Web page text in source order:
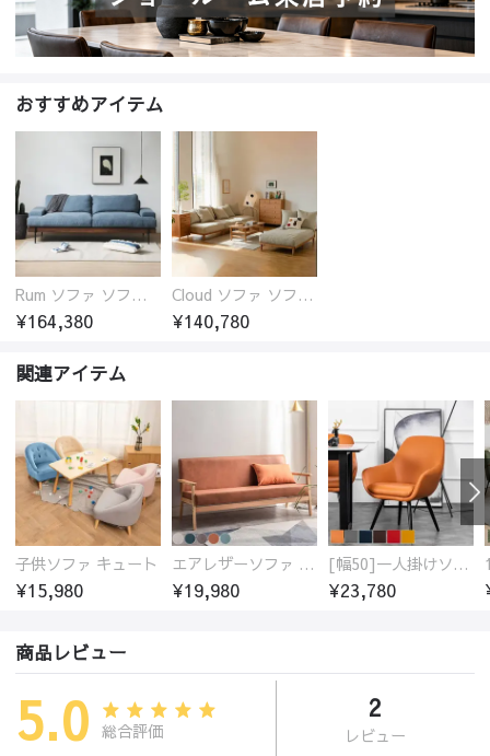
おすすめアイテム
Rum ソファ ソファー おしゃれ 1人掛け～4人掛け ウォールナットorオーク材フレーム 西海岸風 肘掛
¥164,380
Cloud ソファ ソファーおしゃれ 1人掛け～3人掛け チェリー材フレーム 木製 北欧 おしゃれ 5カラー 自由レイアウト
¥140,780
関連アイテム
子供ソファ キュート
¥15,980
エアレザーソファ おしゃれ 無地 1人用 二人掛け 3人掛け
¥19,980
[幅50]一人掛けソファ 高級合成皮革 コンパクト
¥23,780
商品レビュー
5.0 総合評価
2
レビュー